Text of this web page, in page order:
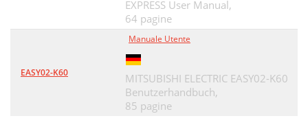
EXPRESS User Manual,
64 pagine
EASY02-K60
Manuale Utente
MITSUBISHI ELECTRIC EASY02-K60
Benutzerhandbuch,
85 pagine